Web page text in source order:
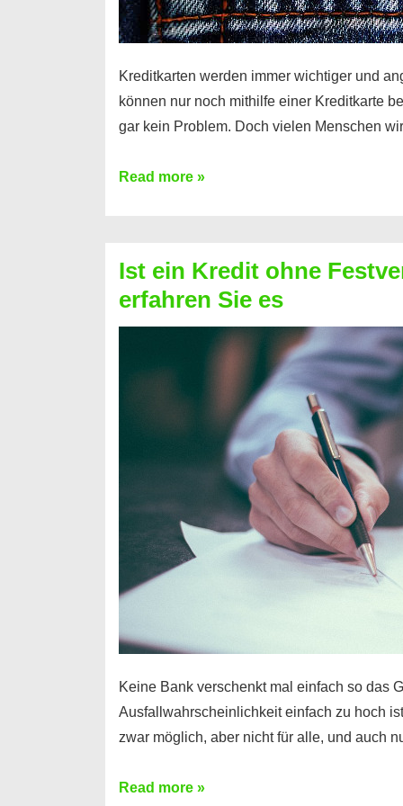
Kreditkarten werden immer wichtiger und
können nur noch mithilfe einer Kreditkarte
gar kein Problem. Doch vielen Menschen
Kreditkarte
Prepaid
ist
nicht
Read more »
Ist ein Kredit ohne
erfahren Sie es
Keine Bank verschenkt mal einfach so das
Ausfallwahrscheinlichkeit einfach zu hoch
zwar möglich, aber nicht für alle, und auch
Ist
Read more »